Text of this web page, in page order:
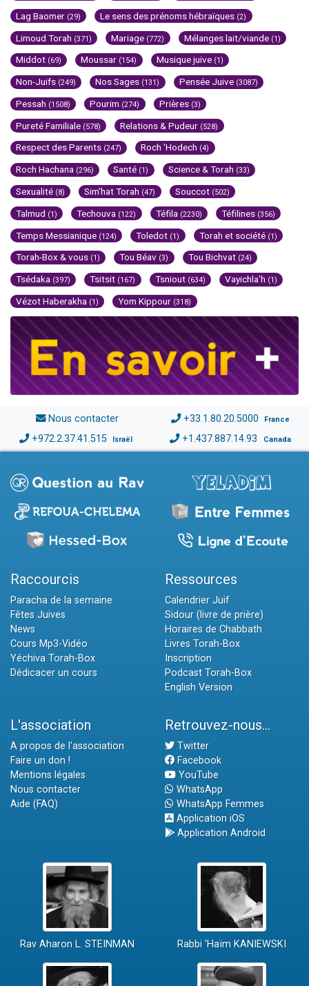
Lag Baomer (29) Le sens des prénoms hébraïques (2)
Limoud Torah (371) Mariage (772) Mélanges lait/viande (1)
Middot (69) Moussar (154) Musique juive (1)
Non-Juifs (249) Nos Sages (131) Pensée Juive (3087)
Pessah (1508) Pourim (274) Prières (3)
Pureté Familiale (578) Relations & Pudeur (528)
Respect des Parents (247) Roch 'Hodech (4)
Roch Hachana (296) Santé (1) Science & Torah (33)
Sexualité (8) Sim'hat Torah (47) Souccot (502)
Talmud (1) Techouva (122) Téfila (2230) Téfilines (356)
Temps Messianique (124) Toledot (1) Torah et société (1)
Torah-Box & vous (1) Tou Béav (3) Tou Bichvat (24)
Tsédaka (397) Tsitsit (167) Tsniout (634) Vayichla'h (1)
Vézot Haberakha (1) Yom Kippour (318)
Nous contacter +33.1.80.20.5000 France
+972.2.37.41.515 Israël +1.437.887.14.93 Canada
Raccourcis
Paracha de la semaine
Fêtes Juives
News
Cours Mp3-Vidéo
Yéchiva Torah-Box
Dédicacer un cours
Ressources
Calendrier Juif
Sidour (livre de prière)
Horaires de Chabbath
Livres Torah-Box
Inscription
Podcast Torah-Box
English Version
L'association
A propos de l'association
Faire un don !
Mentions légales
Nous contacter
Aide (FAQ)
Retrouvez-nous...
Twitter
Facebook
YouTube
WhatsApp
WhatsApp Femmes
Application iOS
Application Android
Rav Aharon L. STEINMAN Rabbi 'Haïm KANIEWSKI